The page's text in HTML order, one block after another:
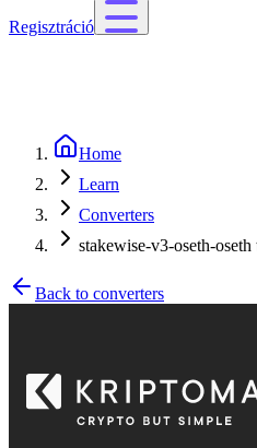
Regisztráció
Home
Learn
Converters
stakewise-v3-oseth-
Back to converters